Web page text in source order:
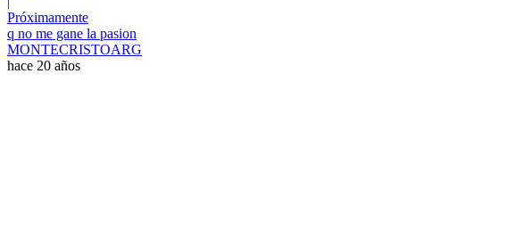
Próximamente
q no me gane la pasion
MONTECRISTOARG
hace 20 años